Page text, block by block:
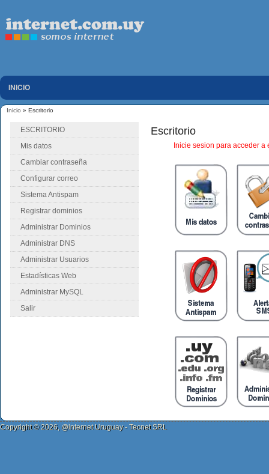
INICIO
Inicio » Escritorio
Escritorio
Inicie sesion para acceder a
ESCRITORIO
Mis datos
Cambiar contraseña
Configurar correo
Sistema Antispam
Registrar dominios
Administrar Dominios
Administrar DNS
Administrar Usuarios
Estadísticas Web
Administrar MySQL
Salir
Copyright © 2026, @internet Uruguay - Tecnet SRL